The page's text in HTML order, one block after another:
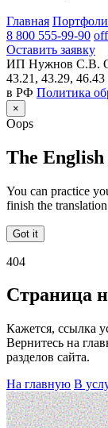
Главная
8 800 555-99-90
Оставить заявку
ИП Нужнов С.В.
43.21, 43.29, 46.43
в РФ Политика
×
Oops
The
You can practice
finish the
Got it
404
Страница
Кажется, ссылка
Вернитесь на
разделов сайта.
На главную В